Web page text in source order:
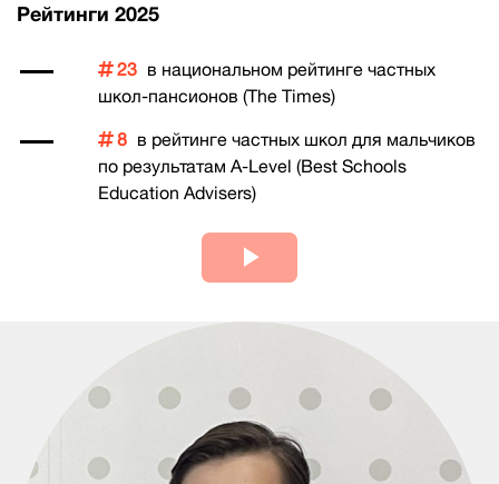
Рейтинги 2025
23 в национальном рейтинге частных
школ-пансионов (The Times)
8 в рейтинге частных школ для мальчиков
по результатам A-Level (Best Schools
Education Advisers)
Play
Video